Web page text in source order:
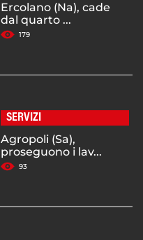
Ercolano (Na), cade
dal quarto ...
179
SERVIZI
Agropoli (Sa),
proseguono i lav...
93